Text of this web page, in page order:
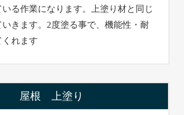
る作業になります。上塗り材と同じ
きます。2度塗る事で、機能性・耐
くれます
屋根 上塗り